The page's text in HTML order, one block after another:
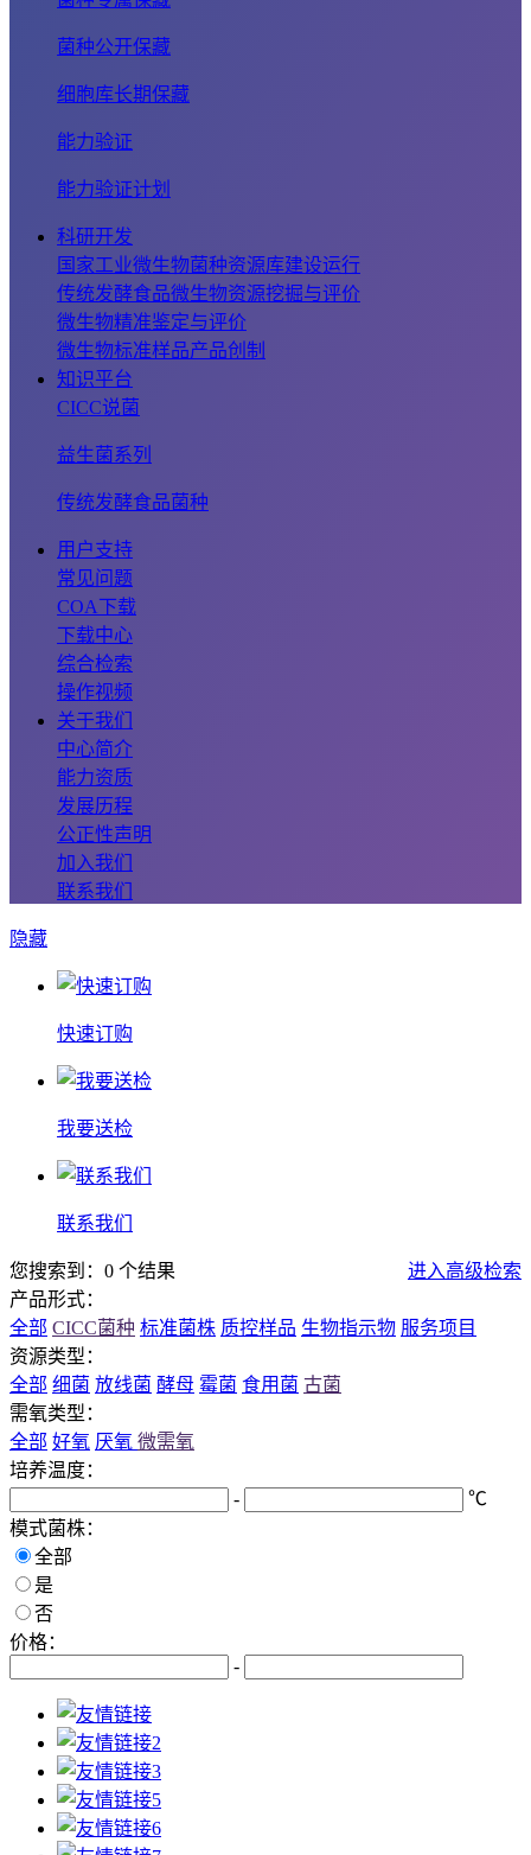
菌种公开保藏
细胞库长期保藏
能力验证
能力验证计划
科研开发
国家工业微生物菌种资源库建设运行
传统发酵食品微生物资源挖掘与评价
微生物精准鉴定与评价
微生物标准样品产品创制
知识平台
CICC说菌
益生菌系列
传统发酵食品菌种
用户支持
常见问题
COA下载
下载中心
综合检索
操作视频
关于我们
中心简介
能力资质
发展历程
公正性声明
加入我们
联系我们
隐藏
快速订购
我要送检
联系我们
您搜索到：0 个结果
进入高级检索
产品形式：
全部 CICC菌种 标准菌株 质控样品 生物指示物 服务项目
资源类型：
全部 细菌 放线菌 酵母 霉菌 食用菌 古菌
需氧类型：
全部 好氧 厌氧 微需氧
培养温度：
-
℃
模式菌株：
全部
是
否
价格：
-